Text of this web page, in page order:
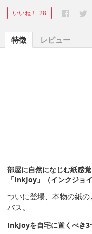
いいね！ 28
特徴 レビュー
部屋に自然になじむ紙感
「InkJoy」（インクジョ
ついに登場、本物の紙
バス。
InkJoyを自宅に置くべき3